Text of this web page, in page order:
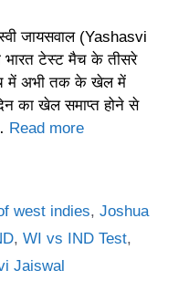
जायसवाल (Yashasvi
भारत टेस्ट मैच के तीसरे
में अभी तक के खेल में
का खेल समाप्त होने से
Read more
west indies,Joshua
, WI vs IND Test,
Jaiswal